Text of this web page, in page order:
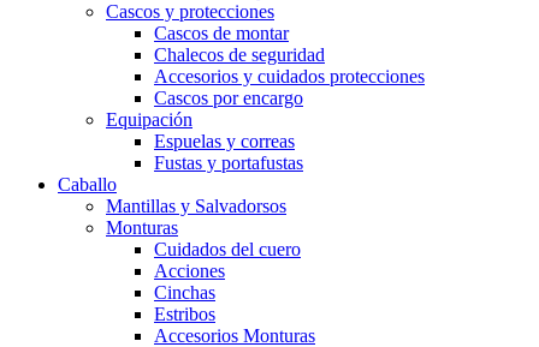
Cascos y protecciones
Cascos de montar
Chalecos de seguridad
Accesorios y cuidados protecciones
Cascos por encargo
Equipación
Espuelas y correas
Fustas y portafustas
Caballo
Mantillas y Salvadorsos
Monturas
Cuidados del cuero
Acciones
Cinchas
Estribos
Accesorios Monturas